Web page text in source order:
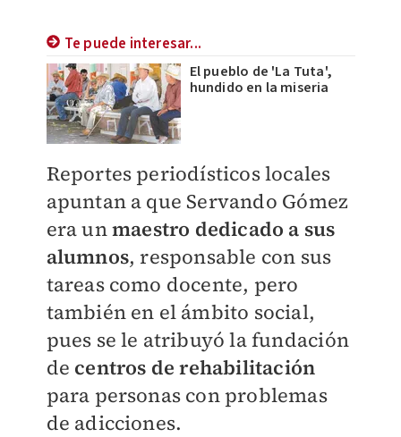
Te puede interesar...
El pueblo de 'La Tuta',
hundido en la miseria
Reportes periodísticos locales
apuntan a que Servando Gómez
era unmaestro dedicado a sus
alumnos, responsable con sus
tareas como docente, pero
también en el ámbito social,
pues se le atribuyó la fundación
de centros de rehabilitación
para personas con problemas
de adicciones.